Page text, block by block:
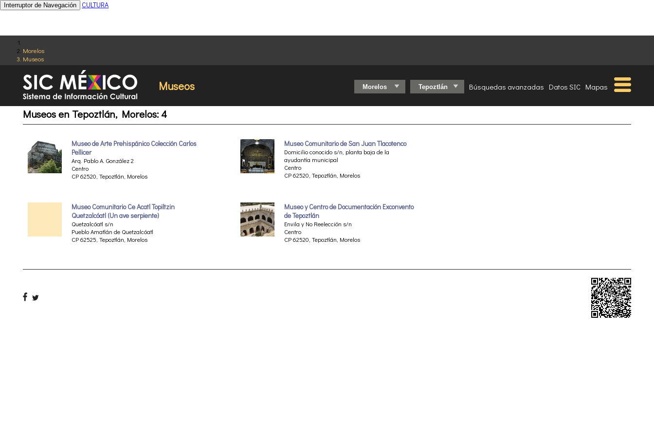
Morelos
Museos
Museos Búsquedas avanzadas Datos SIC Mapas
Interruptor de Navegación CULTURA
Museos en Tepoztlán, Morelos: 4
Museo de Arte Prehispánico Colección Carlos
Pellicer
Arq. Pablo A. González 2
Centro
CP 62520, Tepoztlán, Morelos
Museo Comunitario Ce Acatl Topiltzin
Quetzalcóatl (Un ave serpiente)
Quetzalcóatl s/n
Pueblo Amatlán de Quetzalcóatl
CP 62525, Tepoztlán, Morelos
Museo Comunitario de San Juan Tlacotenco
Domicilio conocido s/n, planta baja de la
ayudantía municipal
Centro
CP 62520, Tepoztlán, Morelos
Museo y Centro de Documentación Exconvento
de Tepoztlán
Envila y No Reelección s/n
Centro
CP 62520, Tepoztlán, Morelos